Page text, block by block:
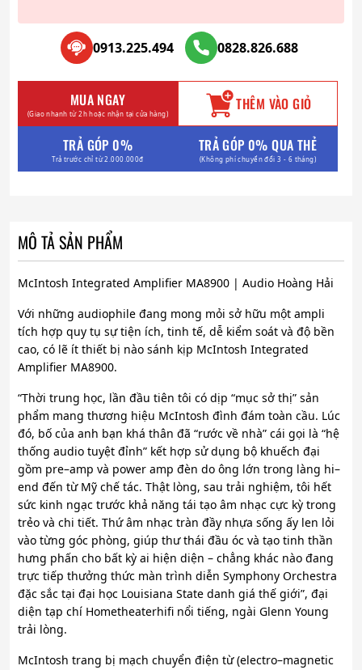
0913.225.494 0828.826.688
MUA NGAY
(Giao nhanh từ 2h hoặc nhận tại cửa hàng) THÊM VÀO GIỎ
TRẢ GÓP 0%
Trả trước chỉ từ 2.000.000đ
TRẢ GÓP 0% QUA THẺ
(Không phí chuyển đổi 3 - 6 tháng)
MÔ TẢ SẢN PHẨM
McIntosh Integrated Amplifier MA8900 | Audio Hoàng Hải
Với những audiophile đang mong mỏi sở hữu một ampli
tích hợp quy tụ sự tiện ích, tinh tế, dễ kiểm soát và độ bền
cao, có lẽ ít thiết bị nào sánh kịp McIntosh Integrated
Amplifier MA8900.
“Thời trung học, lần đầu tiên tôi có dịp “mục sở thị” sản
phẩm mang thương hiệu McIntosh đình đám toàn cầu. Lúc
đó, bố của anh bạn khá thân đã “rước về nhà” cái gọi là “hệ
thống audio tuyệt đỉnh” kết hợp sử dụng bộ khuếch đại
gồm pre–amp và power amp đèn do ông lớn trong làng hi–
end đến từ Mỹ chế tác. Thật lòng, sau trải nghiệm, tôi hết
sức kinh ngạc trước khả năng tái tạo âm nhạc cực kỳ trong
trẻo và chi tiết. Thứ âm nhạc tràn đầy nhựa sống ấy len lỏi
vào từng góc phòng, giúp thư thái đầu óc và tạo tinh thần
hưng phấn cho bất kỳ ai hiện diện – chẳng khác nào đang
trực tiếp thưởng thức màn trình diễn Symphony Orchestra
đặc sắc tại đại học Louisiana State danh giá thế giới”, đại
diện tạp chí Hometheaterhifi nổi tiếng, ngài Glenn Young
trải lòng.
McIntosh trang bị mạch chuyển điện từ (electro–magnetic